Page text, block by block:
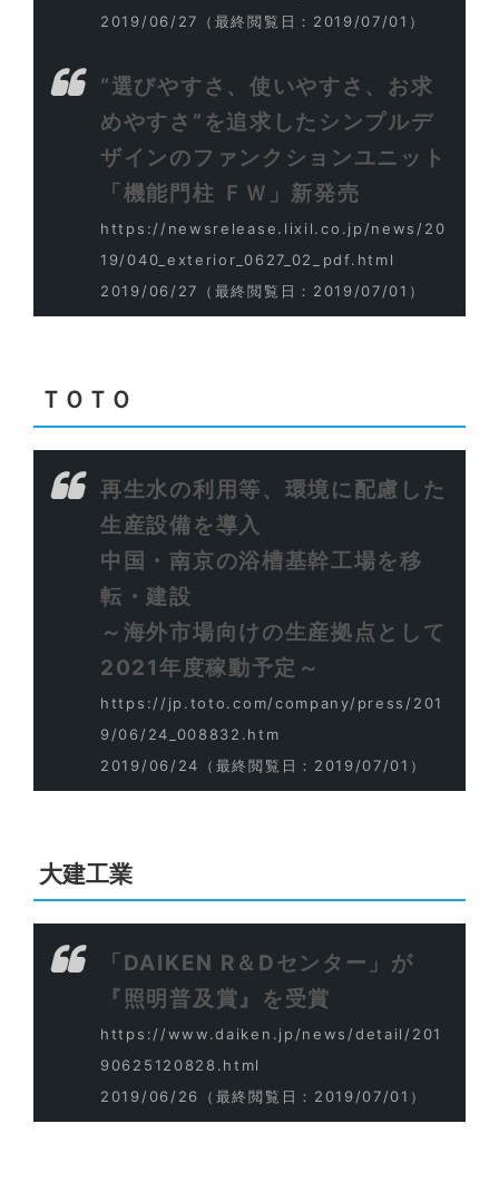
2019/06/27
（最終閲覧日：2019/07/01）
“選びやすさ、使いやすさ、お求
めやすさ”を追求したシンプルデ
ザインのファンクションユニット
「機能門柱 ＦＷ」新発売
https://newsrelease.lixil.co.jp/news/20
19/040_exterior_0627_02_pdf.html
2019/06/27
（最終閲覧日：2019/07/01）
ＴＯＴＯ
再生水の利用等、環境に配慮した
生産設備を導入
中国・南京の浴槽基幹工場を移
転・建設
～海外市場向けの生産拠点として
2021年度稼動予定～
https://jp.toto.com/company/press/201
9/06/24_008832.htm
2019/06/24
（最終閲覧日：2019/07/01）
大建工業
「DAIKEN R＆Dセンター」が
『照明普及賞』を受賞
https://www.daiken.jp/news/detail/201
90625120828.html
2019/06/26
（最終閲覧日：2019/07/01）